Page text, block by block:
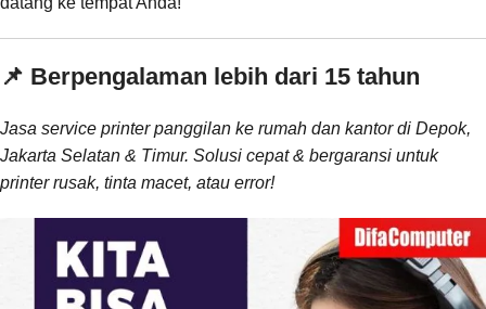
📌 Berpengalaman lebih dari 15 tahun
Jasa service printer panggilan ke rumah dan kantor di Depok,
Jakarta Selatan & Timur. Solusi cepat & bergaransi untuk
printer rusak, tinta macet, atau error!